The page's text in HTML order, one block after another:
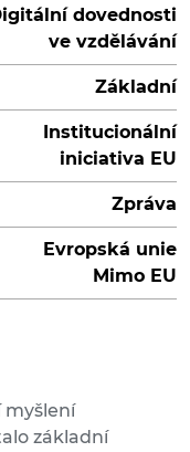
dovednosti
ve vzdělávání
Základní
Institucionální
iniciativa EU
Zpráva
Evropská unie
Mimo EU
myšlení
základní